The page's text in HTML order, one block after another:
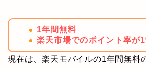
1年間無料
楽天市場でのポイント率が
現在は、楽天モバイルの1年間無料